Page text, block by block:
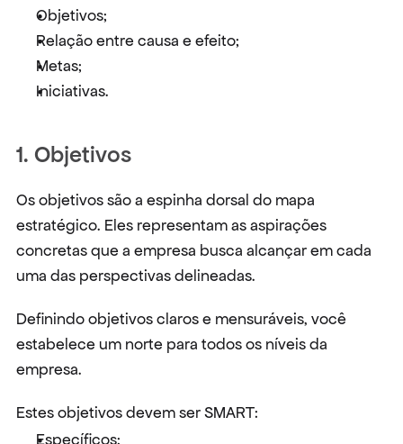
Objetivos;
Relação entre causa e efeito;
Metas;
Iniciativas.
1. Objetivos
Os objetivos são a espinha dorsal do mapa
estratégico. Eles representam as aspirações
concretas que a empresa busca alcançar em cada
uma das perspectivas delineadas.
Definindo objetivos claros e mensuráveis, você
estabelece um norte para todos os níveis da
empresa.
Estes objetivos devem ser SMART:
Específicos;